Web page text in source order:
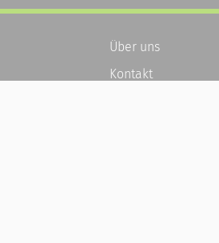
Über uns
Kontakt